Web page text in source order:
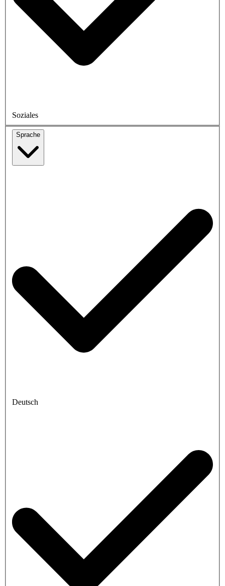
Soziales
Sprache
Deutsch